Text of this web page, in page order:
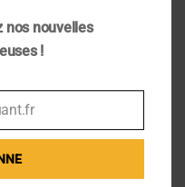
nos nouvelles
!